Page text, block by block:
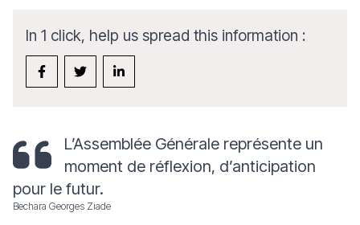
In 1 click, help us spread this information :
L’Assemblée Générale représente un
moment de réflexion, d’anticipation
pour le futur.
Bechara Georges Ziade